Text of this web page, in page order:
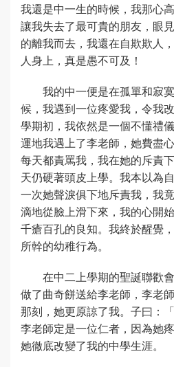
我還是中一生的時候，我那心
讓我失去了最可貴的朋友，眼
的離我而去，我還在自欺欺人
人身上，真是愚不可及！
我的中一便是在孤單和寂
候，我遇到一位疼愛我，令我
學期初，我依然是一個不懂禮
運地我遇上了李老師，她費盡
每天都責罵我，我在她的斥責
天仍硬著頭皮上學。我本以為
一次她聲淚俱下地斥責我，我
滴地從臉上滑下來，我的心開
千瘡百孔的良知。我終於醒覺
所幹的幼稚行為。
在中二上學期的聖誕聯歡
做了曲奇餅送給李老師，李老
那刻，她更原諒了我。子曰：
李老師定是一位仁者，因為她
她徹底改變了我的中學生涯。